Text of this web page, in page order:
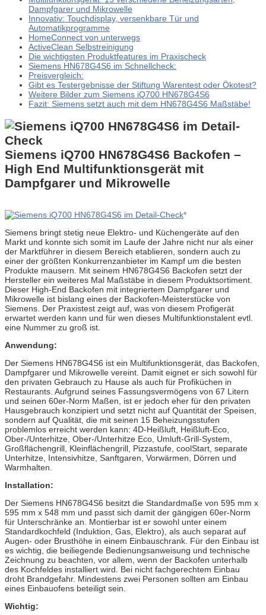
Dampfgarer und Mikrowelle
Innovativ: Touchdisplay, versenkbare Tür und
Automatikprogramme
HomeConnect von unterwegs
ActiveClean Selbstreinigung
Die wichtigsten Produktfeatures im Praxischeck
Siemens HN678G4S6 im Schnellcheck:
Preisvergleich:
Gibt es Testergebnisse der Stiftung Warentest oder Ökotest?
Weitere Bilder zum Siemens iQ700 HN678G4S6
Fazit: Siemens setzt auch mit dem HN678G4S6 Maßstäbe!
Siemens iQ700 HN678G4S6 Backofen –
High End Multifunktionsgerät mit
Dampfgarer und Mikrowelle
Siemens bringt stetig neue Elektro- und Küchengeräte auf den
Markt und konnte sich somit im Laufe der Jahre nicht nur als einer
der Marktführer in diesem Bereich etablieren, sondern auch zu
einer der größten Konkurrenzanbieter im Kampf um die besten
Produkte mausern. Mit seinem HN678G4S6 Backofen setzt der
Hersteller ein weiteres Mal Maßstäbe in diesem Produktsortiment.
Dieser High-End Backofen mit integriertem Dampfgarer und
Mikrowelle ist bislang eines der Backofen-Meisterstücke von
Siemens. Der Praxistest zeigt auf, was von diesem Profigerät
erwartet werden kann und für wen dieses Multifunktionstalent evtl.
eine Nummer zu groß ist.
Anwendung:
Der Siemens HN678G4S6 ist ein Multifunktionsgerät, das Backofen,
Dampfgarer und Mikrowelle vereint. Damit eignet er sich sowohl für
den privaten Gebrauch zu Hause als auch für Profiküchen in
Restaurants. Aufgrund seines Fassungsvermögens von 67 Litern
und seinen 60er-Norm Maßen, ist er jedoch eher für den privaten
Hausgebrauch konzipiert und setzt nicht auf Quantität der Speisen,
sondern auf Qualität, die mit seinen 15 Beheizungsstufen
problemlos erreicht werden kann: 4D-Heißluft, Heißluft-Eco,
Ober-/Unterhitze, Ober-/Unterhitze Eco, Umluft-Grill-System,
Großflächengrill, Kleinflächengrill, Pizzastufe, coolStart, separate
Unterhitze, Intensivhitze, Sanftgaren, Vorwärmen, Dörren und
Warmhalten.
Installation:
Der Siemens HN678G4S6 besitzt die Standardmaße von 595 mm x
595 mm x 548 mm und passt sich damit der gängigen 60er-Norm
für Unterschränke an. Montierbar ist er sowohl unter einem
Standardkochfeld (Induktion, Gas, Elektro), als auch separat auf
Augen- oder Brusthöhe in einem Einbauschrank. Für den Einbau ist
es wichtig, die beiliegende Bedienungsanweisung und technische
Zeichnung zu beachten, vor allem, wenn der Backofen unterhalb
des Kochfeldes installiert wird. Bei nicht fachgerechtem Einbau
droht Brandgefahr. Mindestens zwei Personen sollten am Einbau
eines Einbauofens beteiligt sein.
Wichtig: